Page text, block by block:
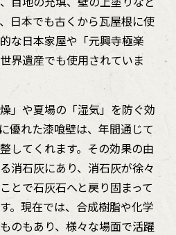
日本でも古くから瓦屋根に使
な日本家屋や「元興寺極楽
界遺産でも使用されていま
」や夏場の「湿気」を防ぐ効
優れた漆喰壁は、年間通じて
してくれます。その効果の由
消石灰にあり、消石灰が徐々
とで石灰石へと戻り固まって
。現在では、合成樹脂や化学
のもあり、様々な場面で活躍